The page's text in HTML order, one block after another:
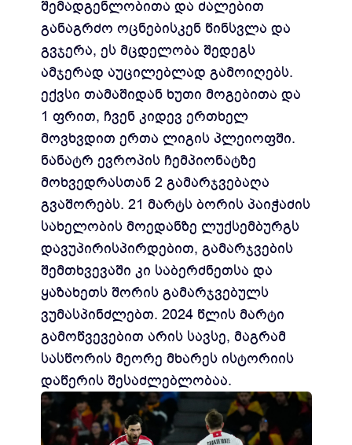
შემადგენლობითა და ძალებით
განაგრძო ოცნებისკენ წინსვლა და
გვჯერა, ეს მცდელობა შედეგს
ამჯერად აუცილებლად გამოიღებს.
ექვსი თამაშიდან ხუთი მოგებითა და
1 ფრით, ჩვენ კიდევ ერთხელ
მოვხვდით ერთა ლიგის პლეიოფში.
ნანატრ ევროპის ჩემპიონატზე
მოხვედრასთან 2 გამარჯვებაღა
გვაშორებს. 21 მარტს ბორის პაიჭაძის
სახელობის მოედანზე ლუქსემბურგს
დავუპირისპირდებით, გამარჯვების
შემთხვევაში კი საბერძნეთსა და
ყაზახეთს შორის გამარჯვებულს
ვუმასპინძლებთ. 2024 წლის მარტი
გამოწვევებით არის სავსე, მაგრამ
სასწორის მეორე მხარეს ისტორიის
დაწერის შესაძლებლობაა.